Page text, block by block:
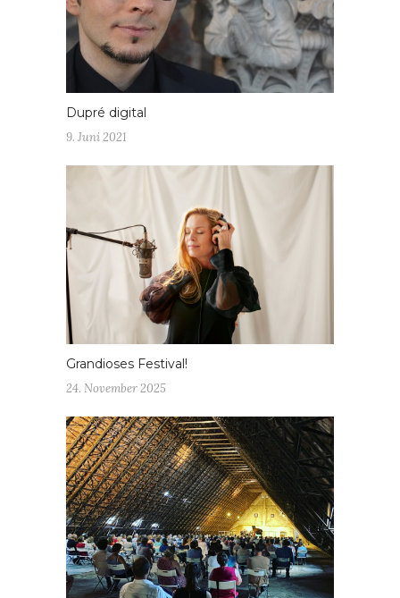
Dupré digital
9. Juni 2021
Grandioses Festival!
24. November 2025